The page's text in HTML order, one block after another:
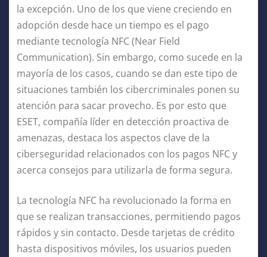
la excepción. Uno de los que viene creciendo en
adopción desde hace un tiempo es el pago
mediante tecnología NFC (Near Field
Communication). Sin embargo, como sucede en la
mayoría de los casos, cuando se dan este tipo de
situaciones también los cibercriminales ponen su
atención para sacar provecho. Es por esto que
ESET, compañía líder en detección proactiva de
amenazas, destaca los aspectos clave de la
ciberseguridad relacionados con los pagos NFC y
acerca consejos para utilizarla de forma segura.
La tecnología NFC ha revolucionado la forma en
que se realizan transacciones, permitiendo pagos
rápidos y sin contacto. Desde tarjetas de crédito
hasta dispositivos móviles, los usuarios pueden